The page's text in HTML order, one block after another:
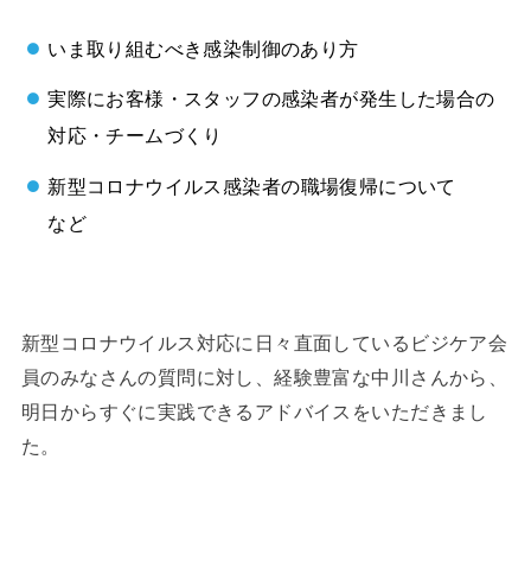
いま取り組むべき感染制御のあり方
実際にお客様・スタッフの感染者が発生した場合の
対応・チームづくり
新型コロナウイルス感染者の職場復帰について
など
新型コロナウイルス対応に日々直面しているビジケア会
員のみなさんの質問に対し、経験豊富な中川さんから、
明日からすぐに実践できるアドバイスをいただきまし
た。